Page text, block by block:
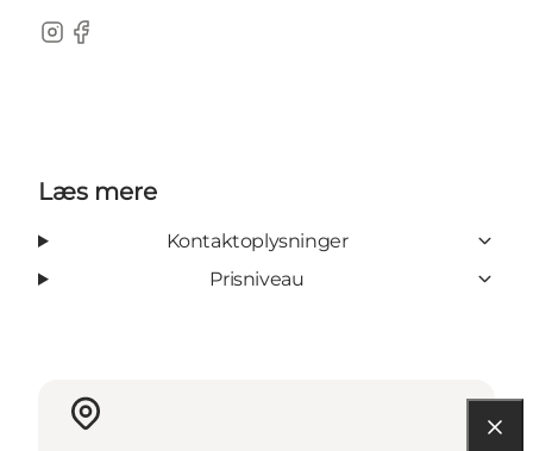
Instagram
Facebook
Læs mere
Kontaktoplysninger
Prisniveau